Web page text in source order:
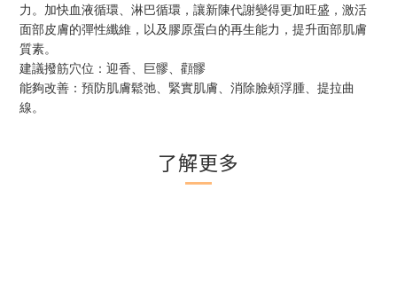
力。加快血液循環、淋巴循環，讓新陳代謝變得更加旺盛，激活
面部皮膚的彈性纖維，以及膠原蛋白的再生能力，提升面部肌膚
質素。
建議撥筋穴位：迎香、巨髎、顴髎
能夠改善：預防肌膚鬆弛、緊實肌膚、消除臉頰浮腫、提拉曲
線。
了解更多